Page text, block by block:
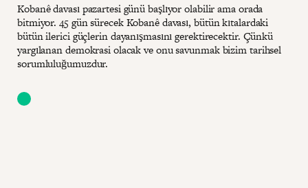
Kobanê davası pazartesi günü başlıyor olabilir ama orada
bitmiyor. 45 gün sürecek Kobanê davası, bütün kıtalardaki
bütün ilerici güçlerin dayanışmasını gerektirecektir. Çünkü
yargılanan demokrasi olacak ve onu savunmak bizim tarihsel
sorumluluğumuzdur.